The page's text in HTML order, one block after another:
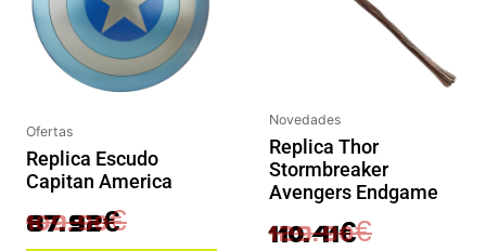
Ofertas
Replica Escudo
Capitan America
109.90€
87.92€
Novedades
Replica Thor
Stormbreaker
Avengers Endgame
129.90€
110.41€